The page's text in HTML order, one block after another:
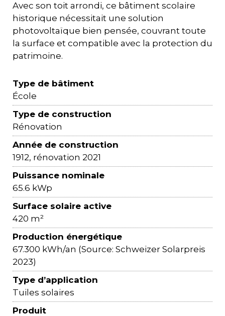
Avec son toit arrondi, ce bâtiment scolaire
historique nécessitait une solution
photovoltaïque bien pensée, couvrant toute
la surface et compatible avec la protection du
patrimoine.
Type de bâtiment
École
Type de construction
Rénovation
Année de construction
1912, rénovation 2021
Puissance nominale
65.6 kWp
Surface solaire active
420 m²
Production énergétique
67.300 kWh/an (Source: Schweizer Solarpreis
2023)
Type d’application
Tuiles solaires
Produit